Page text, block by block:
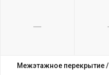
Межэтажное перекрытие /